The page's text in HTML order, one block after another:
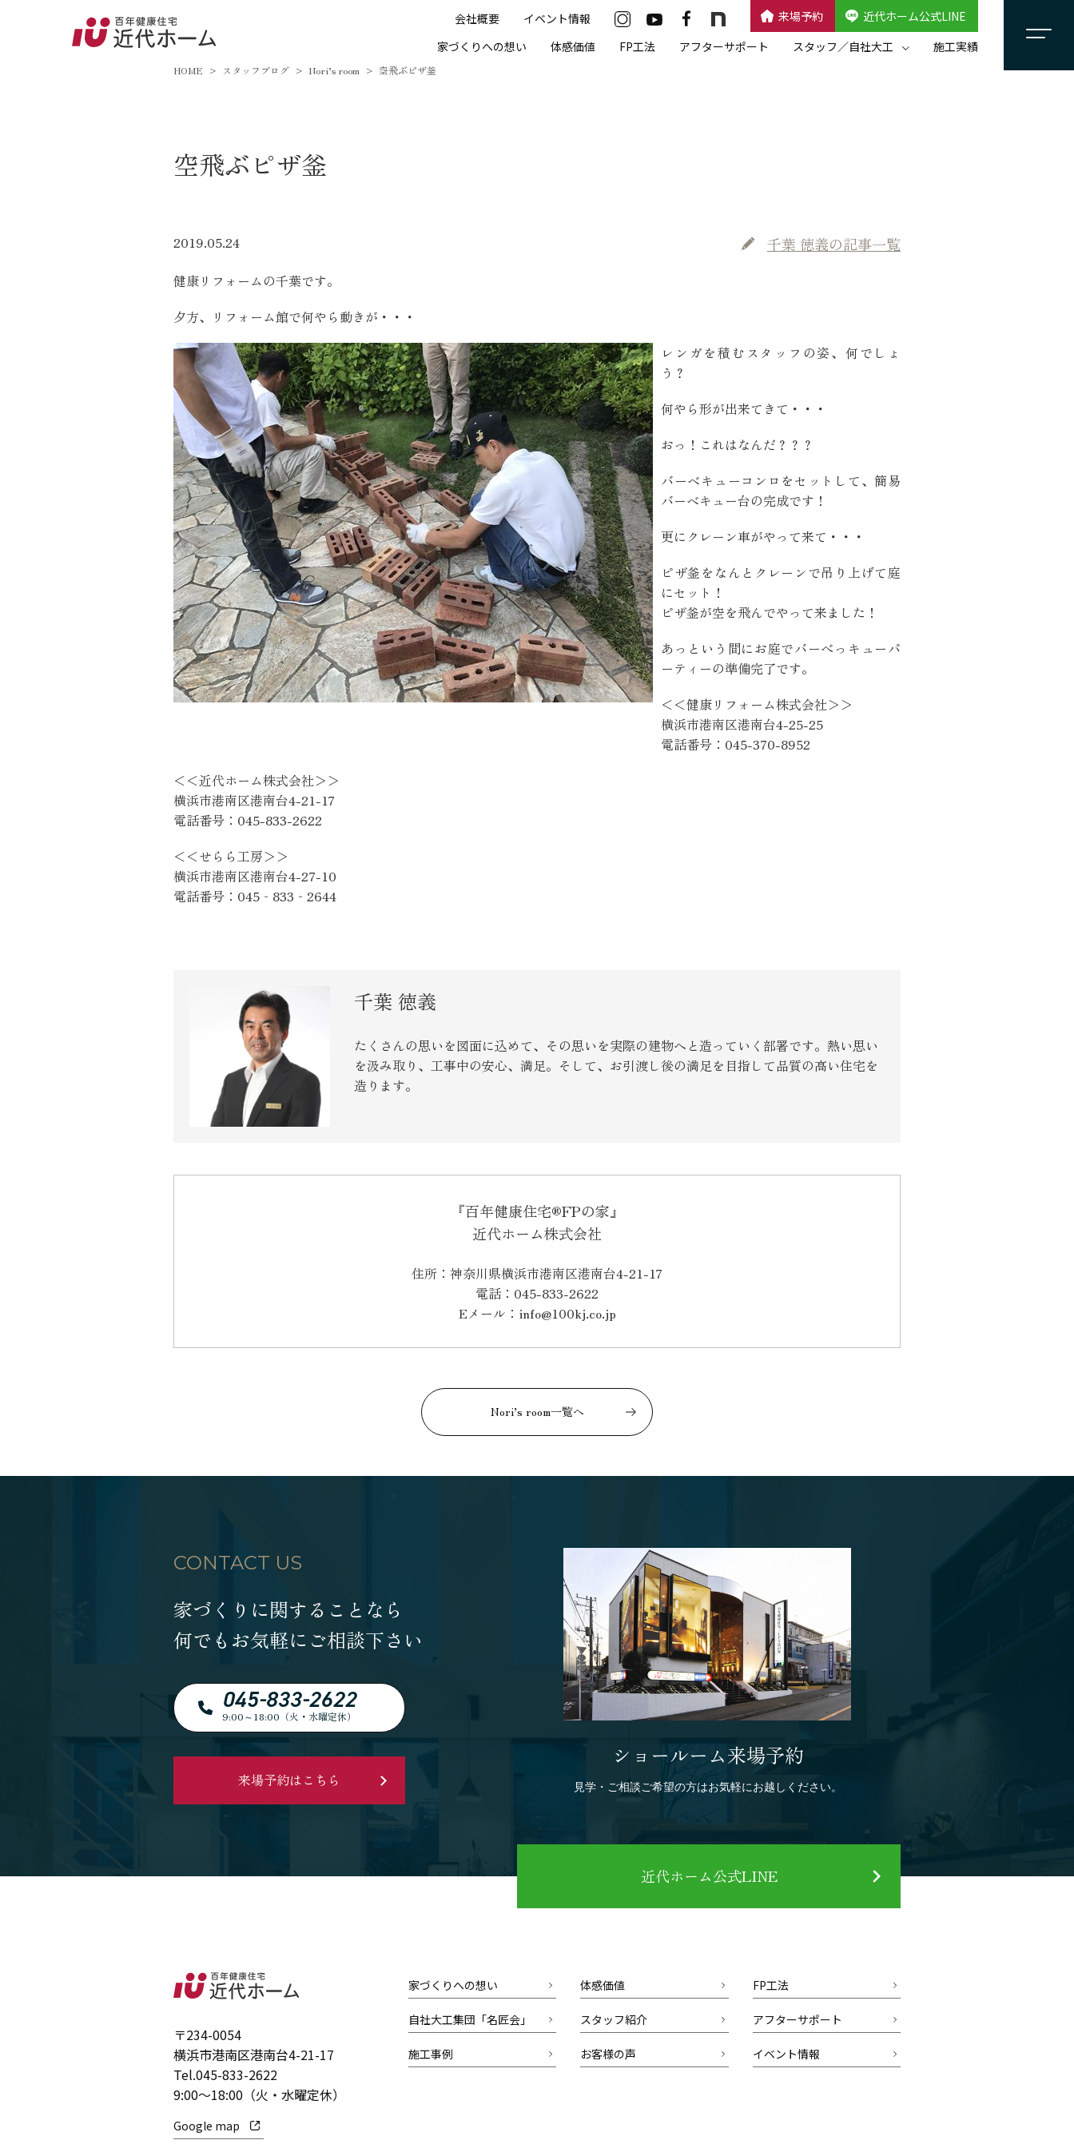
会社概要 イベント情報 来場予約
近代ホーム公式LINE
家づくりへの想い
体感価値 FP工法 アフターサポート スタッフ／自社大工 施工実績
近代ホーム公式LINE
CLOSE×
家づくりへの想い
お客様の声
住宅イベント情報 お知らせ
近代ホームについて
スタッフ紹介
自社大工集団「名匠会」
ホームオーナー様が集う会『100TOMO』
スタッフブログ
よくある質問
近代ホームの家づくりサポート
家づくりの流れ
アフターフォローコンシェルジュ
ベストバリューホーム
住宅ローン支援
インテリアコーディネート
ZEHについて
SEGs近代ホームの取り組み
HOME スタッフブログ Nori’s room 空飛ぶピザ釜
空飛ぶピザ釜
2019.05.24 千葉 徳義の記事一覧
健康リフォームの千葉です。
夕方、リフォーム館で何やら動きが・・・
レンガを積むスタッフの姿、何でしょ
う？
何やら形が出来てきて・・・
おっ！これはなんだ？？？
バーベキューコンロをセットして、簡易
バーベキュー台の完成です！
更にクレーン車がやって来て・・・
ピザ釜をなんとクレーンで吊り上げて庭
にセット！
ピザ釜が空を飛んでやって来ました！
あっという間にお庭でバーべっキューパ
ーティーの準備完了です。
＜＜健康リフォーム株式会社＞＞
横浜市港南区港南台4-25-25
電話番号：045-370-8952
＜＜近代ホーム株式会社＞＞
横浜市港南区港南台4-21-17
電話番号：045-833-2622
＜＜せらら工房＞＞
横浜市港南区港南台4-27-10
電話番号：045‐833‐2644
千葉 徳義
たくさんの思いを図面に込めて、その思いを実際の建物へと造っていく部署です。熱い思い
を汲み取り、工事中の安心、満足。そして、お引渡し後の満足を目指して品質の高い住宅を
造ります。
『百年健康住宅®FPの家』
近代ホーム株式会社
住所：神奈川県横浜市港南区港南台4-21-17
電話：045-833-2622
Eメール：info@100kj.co.jp
Nori’s room一覧へ
CONTACT US
家づくりに関することなら
何でもお気軽にご相談下さい
045-833-2622
9:00～18:00（火・水曜定休）
来場予約はこちら
ショールーム来場予約
見学・ご相談ご希望の方はお気軽にお越しください。
近代ホーム公式LINE
〒234-0054
横浜市港南区港南台4-21-17
Tel.045-833-2622
9:00～18:00（火・水曜定休）
Google map
家づくりへの想い 体感価値 FP工法
自社大工集団「名匠会」 スタッフ紹介 アフターサポート
施工事例 お客様の声 イベント情報